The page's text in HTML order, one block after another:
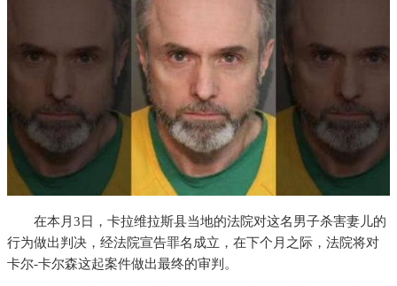
在本月3日，卡拉维拉斯县当地的法院对这名男子杀害妻儿的
行为做出判决，经法院宣告罪名成立，在下个月之际，法院将对
卡尔-卡尔森这起案件做出最终的审判。